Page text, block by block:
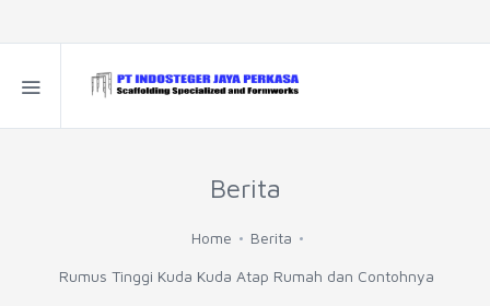
Berita
Home Berita
Rumus Tinggi Kuda Kuda Atap Rumah dan Contohnya